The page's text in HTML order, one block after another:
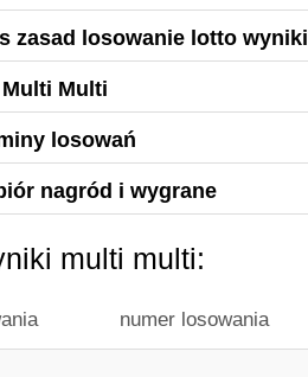
zasad losowanie lotto wyniki
Multi Multi
losowań
nagród i wygrane
multi multi:
numer losowania